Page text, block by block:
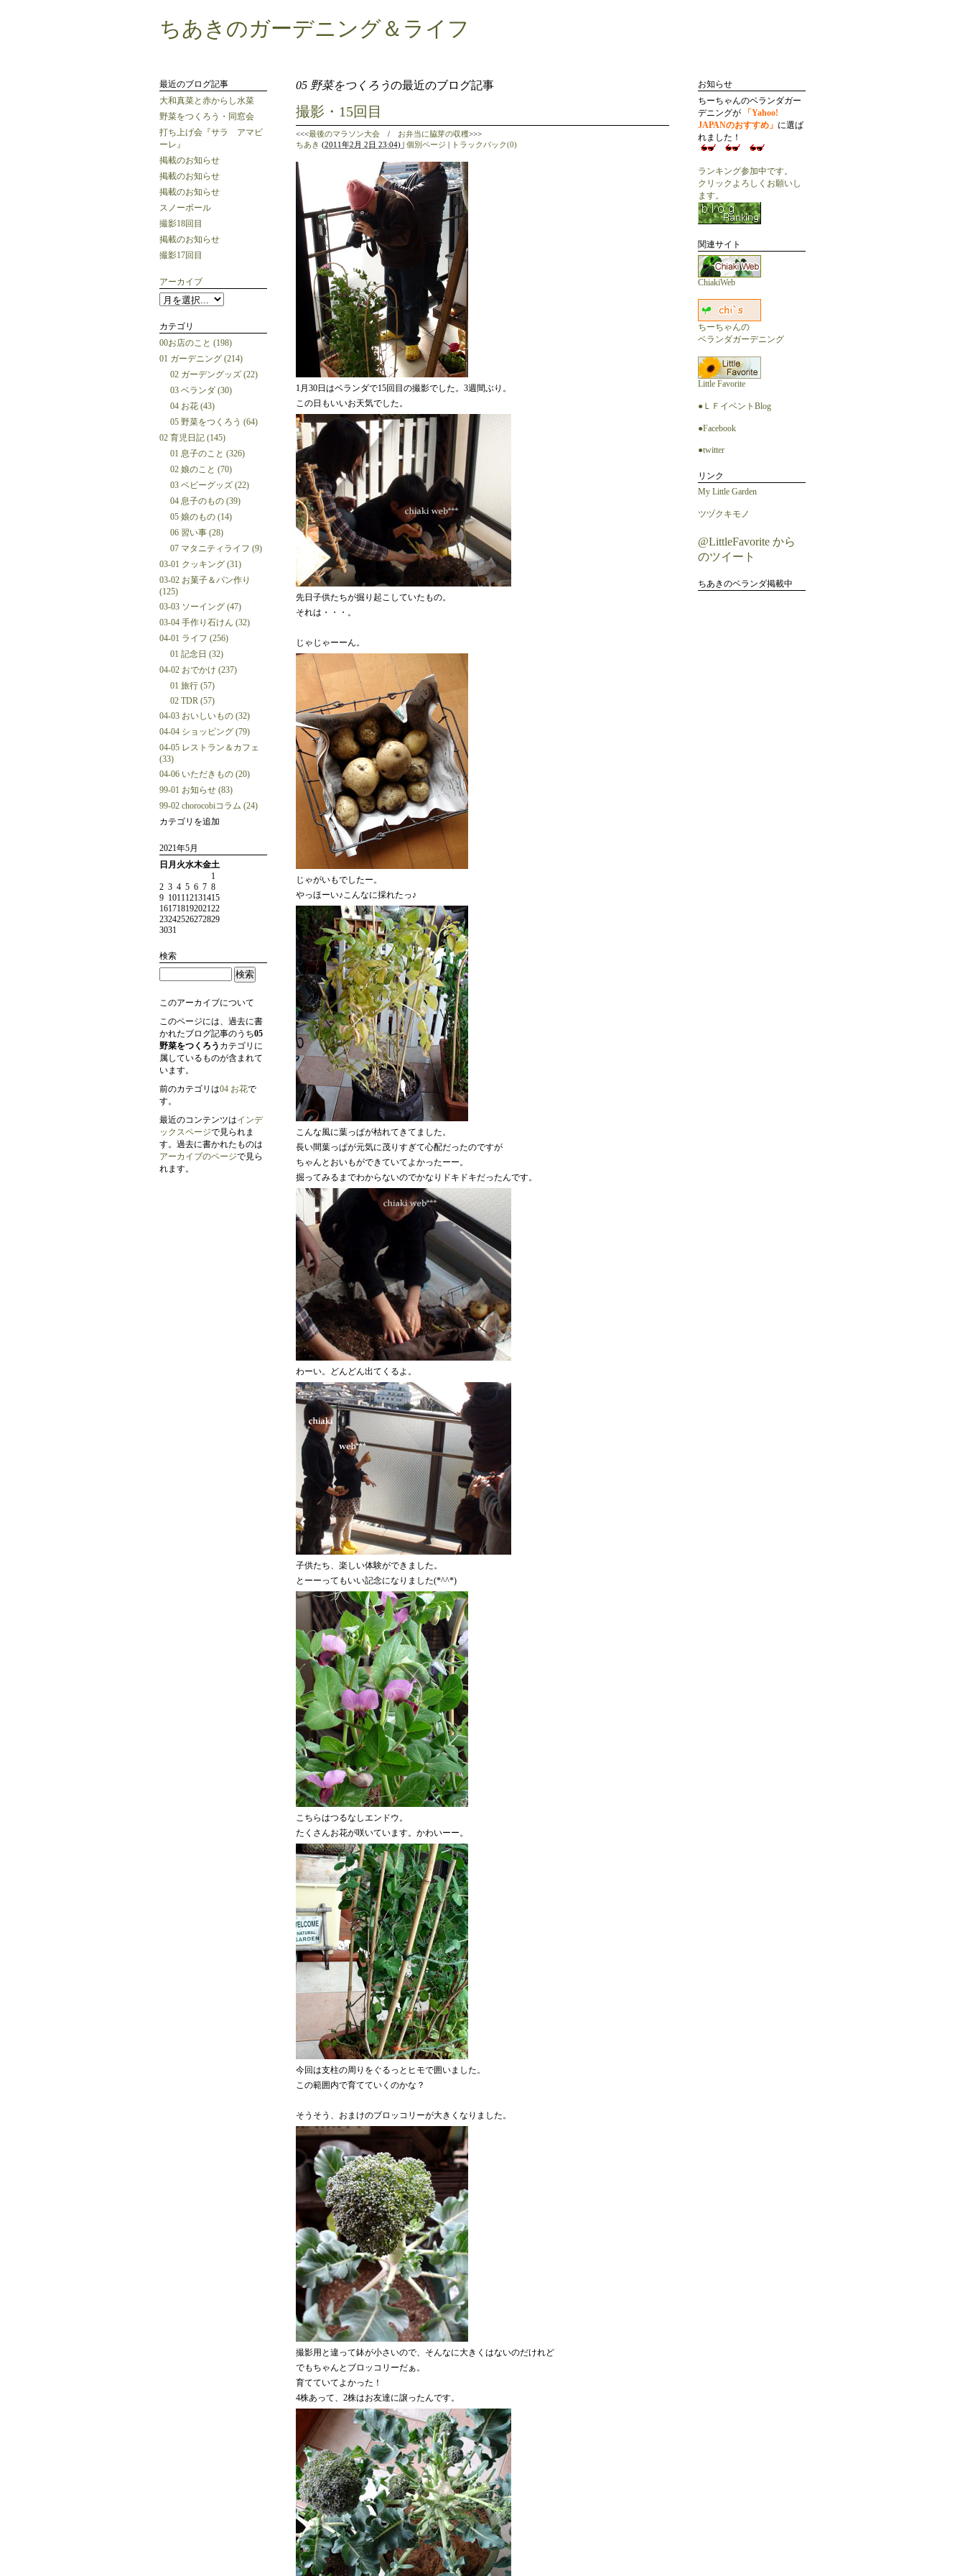
ちあきのガーデニング＆ライフ
05 野菜をつくろうの最近のブログ記事
撮影・15回目
<<<最後のマラソン大会 / お弁当に脇芽の収穫>>>
ちあき (2011年2月 2日 23:04) 個別ページ トラックバック(0)
1月30日はベランダで15回目の撮影でした。3週間ぶり。
この日もいいお天気でした。
先日子供たちが掘り起こしていたもの。
それは・・・。
じゃじゃーーん。
じゃがいもでしたー。
やっほーい♪こんなに採れたっ♪
こんな風に葉っぱが枯れてきてました。
長い間葉っぱが元気に茂りすぎて心配だったのですが
ちゃんとおいもができていてよかったーー。
掘ってみるまでわからないのでかなりドキドキだったんです。
わーい。どんどん出てくるよ。
子供たち、楽しい体験ができました。
とーーってもいい記念になりました(*^^*)
こちらはつるなしエンドウ。
たくさんお花が咲いています。かわいーー。
今回は支柱の周りをぐるっとヒモで囲いました。
この範囲内で育てていくのかな？
そうそう、おまけのブロッコリーが大きくなりました。
撮影用と違って鉢が小さいので、そんなに大きくはないのだけれど
でもちゃんとブロッコリーだぁ。
育てていてよかった！
4株あって、2株はお友達に譲ったんです。
最近のブログ記事
大和真菜と赤からし水菜
野菜をつくろう・同窓会
打ち上げ会『サラ アマビ
ーレ』
掲載のお知らせ
掲載のお知らせ
掲載のお知らせ
スノーボール
撮影18回目
掲載のお知らせ
撮影17回目
アーカイブ
カテゴリ
00お店のこと (198)
01 ガーデニング (214)
02 ガーデングッズ (22)
03 ベランダ (30)
04 お花 (43)
05 野菜をつくろう (64)
02 育児日記 (145)
01 息子のこと (326)
02 娘のこと (70)
03 ベビーグッズ (22)
04 息子のもの (39)
05 娘のもの (14)
06 習い事 (28)
07 マタニティライフ (9)
03-01 クッキング (31)
03-02 お菓子＆パン作り
(125)
03-03 ソーイング (47)
03-04 手作り石けん (32)
04-01 ライフ (256)
01 記念日 (32)
04-02 おでかけ (237)
01 旅行 (57)
02 TDR (57)
04-03 おいしいもの (32)
04-04 ショッピング (79)
04-05 レストラン＆カフェ
(33)
04-06 いただきもの (20)
99-01 お知らせ (83)
99-02 chorocobiコラム (24)
カテゴリを追加
2021年5月
日 月 火水木金土
1
2 3 4 5 6 7 8
9 1011 12131415
16171819202122
23242526272829
3031
検索
このアーカイブについて
このページには、過去に書
かれたブログ記事のうち05
野菜をつくろう カテゴリに
属しているものが含まれて
います。
前のカテゴリは04 お花で
す。
最近のコンテンツはインデ
ックスページで見られま
す。過去に書かれたものは
アーカイブのページで見ら
れます。
お知らせ
ちーちゃんのベランダガー
デニングが
「Yahoo!
JAPANのおすすめ」 に選ば
れました！
ランキング参加中です。
クリックよろしくお願いし
ます。
関連サイト
ChiakiWeb
ちーちゃんの
ベランダガーデニング
Little Favorite
●ＬＦイベントBlog
●Facebook
●twitter
リンク
My Little Garden
ツヅクキモノ
@LittleFavorite から
のツイート
ちあきのベランダ掲載中